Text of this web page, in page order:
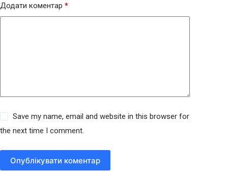
Додати коментар *
Save my name, email and website in this browser for
the next time I comment.
Опублікувати коментар